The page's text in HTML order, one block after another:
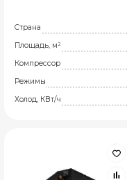
Страна
Площадь, м²
Компрессор
Режимы
Холод, КВт/ч